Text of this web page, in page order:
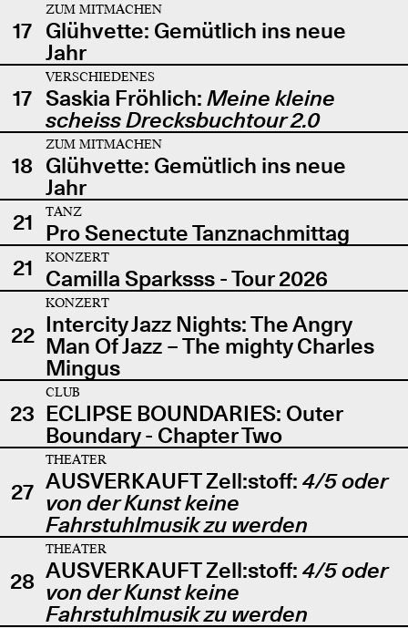
17
ZUM MITMACHEN
Glühvette: Gemütlich ins neue
Jahr
17
VERSCHIEDENES
Saskia Fröhlich: Meine kleine
scheiss Drecksbuchtour 2.0
18
ZUM MITMACHEN
Glühvette: Gemütlich ins neue
Jahr
21
TANZ
Pro Senectute Tanznachmittag
21
KONZERT
Camilla Sparksss - Tour 2026
22
KONZERT
Intercity Jazz Nights: The Angry
Man Of Jazz – The mighty Charles
Mingus
23
CLUB
ECLIPSE BOUNDARIES: Outer
Boundary - Chapter Two
27
THEATER
AUSVERKAUFT Zell:stoff: 4/5 oder
von der Kunst keine
Fahrstuhlmusik zu werden
28
THEATER
AUSVERKAUFT Zell:stoff: 4/5 oder
von der Kunst keine
Fahrstuhlmusik zu werden